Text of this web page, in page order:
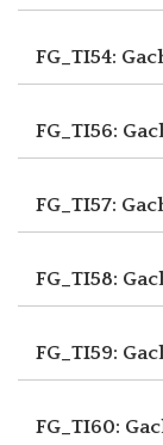
FG_TI54:
FG_TI56:
FG_TI57:
FG_TI58:
FG_TI59:
FG_TI60: